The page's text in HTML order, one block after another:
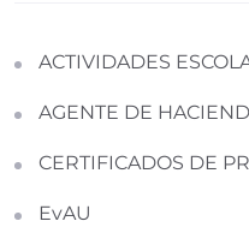
ACTIVIDADES
AGENTE DE
CERTIFICADOS DE
EvAU